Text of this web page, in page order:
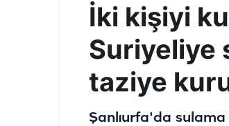
İki kişiyi
Suriyeliye
taziye
Şanlıurfa'da sulama